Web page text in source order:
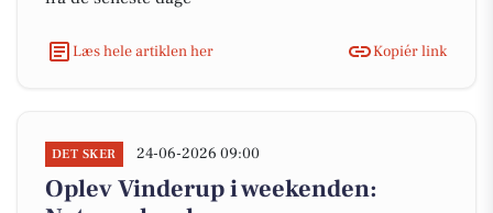
Læs hele artiklen her Kopiér link
DET SKER 24-06-2026 09:00
Oplev Vinderup i weekenden: